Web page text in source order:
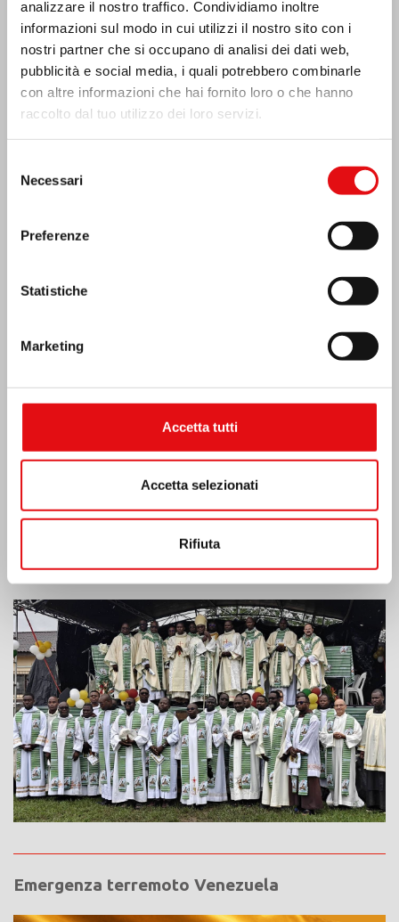
analizzare il nostro traffico. Condividiamo inoltre
informazioni sul modo in cui utilizzi il nostro sito con i
nostri partner che si occupano di analisi dei dati web,
pubblicità e social media, i quali potrebbero combinarle
con altre informazioni che hai fornito loro o che hanno
raccolto dal tuo utilizzo dei loro servizi.
delNecessari
Preferenze
Statistiche
Marketing
Accetta tutti
Accetta selezionati
Rifiuta
India: Benedizione e inaugurazione del
Costa d’Avorio: doppio Giubileo d’Argento
Emergenza terremoto Venezuela